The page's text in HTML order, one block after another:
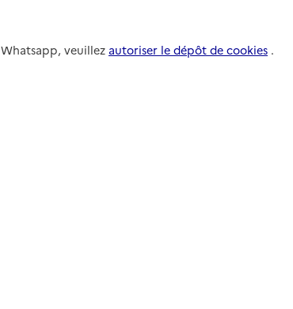
veuillez autoriser le dépôt de cookies .